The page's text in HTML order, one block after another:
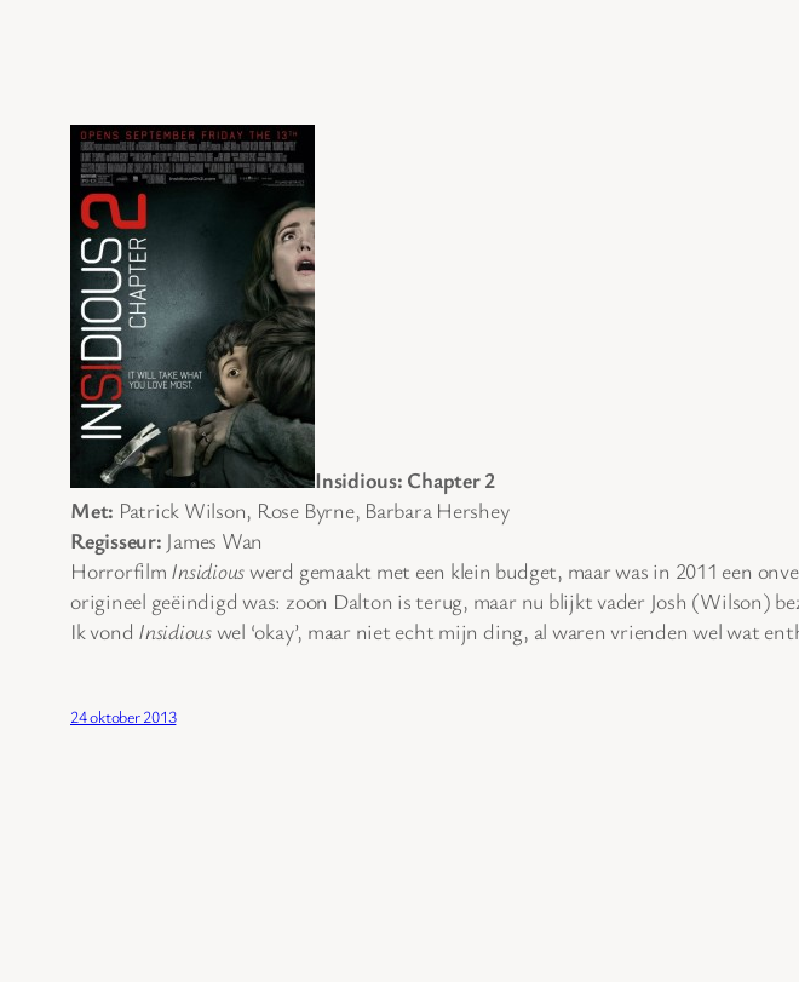
Insidious: Chapter 2
Met: Patrick Wilson, Rose Byrne, Barbara Hershey
Regisseur: James Wan
Horrorfilm Insidiouswerd gemaakt met een klein budget, maar was in 2011 een
origineel geëindigd was: zoon Dalton is terug, maar nu blijkt vader Josh (Wilson)
Ik vond Insidiouswel ‘okay’, maar niet echt mijn ding, al waren vrienden wel wat
24 oktober 2013